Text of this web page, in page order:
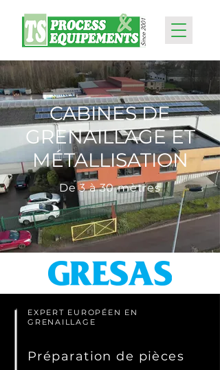
CABINES DE
GRENAILLAGE ET
MÉTALLISATION
De 3 à 30 mètres
EXPERT EUROPÉEN EN
GRENAILLAGE
Préparation de pièces